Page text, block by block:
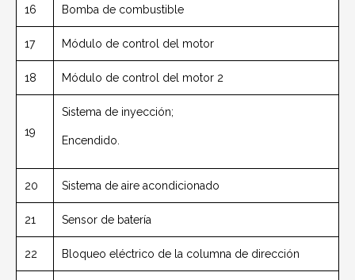
16 Bomba de combustible
17 Módulo de control del motor
18 Módulo de control del motor 2
19
Sistema de inyección;
Encendido.
20 Sistema de aire acondicionado
21 Sensor de batería
22 Bloqueo eléctrico de la columna de dirección